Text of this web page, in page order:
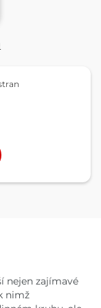
nejen zajímavé
nimž